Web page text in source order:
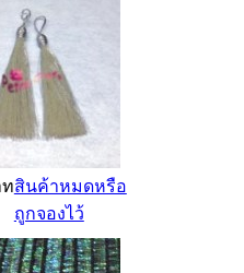
ทสินค้าหมดหรือ
ถูกจองไว้